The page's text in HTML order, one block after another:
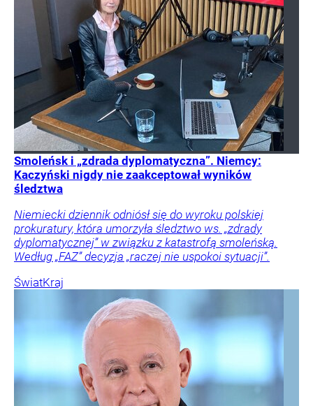
Smoleńsk i „zdrada dyplomatyczna”. Niemcy:
Kaczyński nigdy nie zaakceptował wyników
śledztwa
Niemiecki dziennik odniósł się do wyroku polskiej
prokuratury, która umorzyła śledztwo ws. „zdrady
dyplomatycznej” w związku z katastrofą smoleńską.
Według „FAZ” decyzja „raczej nie uspokoi sytuacji”.
ŚwiatKraj